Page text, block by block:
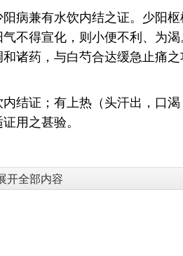
病兼有水饮内结之证。少阳
不得宣化，则小便不利、为
诸药，与白芍合达缓急止痛
结证；有上热（头汗出，口
用之甚验。
开全部内容